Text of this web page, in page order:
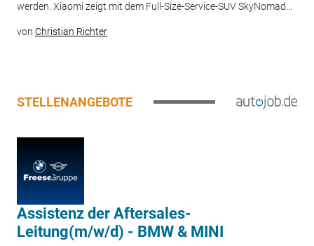
werden. Xiaomi zeigt mit dem Full-Size-Service-SUV SkyNomad...
von Christian Richter
STELLENANGEBOTE
Assistenz der Aftersales-
Leitung(m/w/d) - BMW & MINI